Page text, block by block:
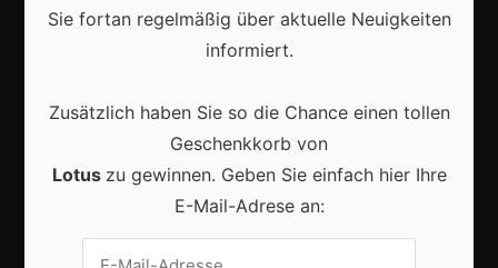
Lokale Suchmaschinenoptimierung bleibt der
Sie fortan regelmäßig über aktuelle Neuigkeiten
informiert.
Zusätzlich haben Sie so die Chance einen tollen
Geschenkkorb von
Lotus zu gewinnen. Geben Sie einfach hier Ihre
E-Mail-Adrese an: